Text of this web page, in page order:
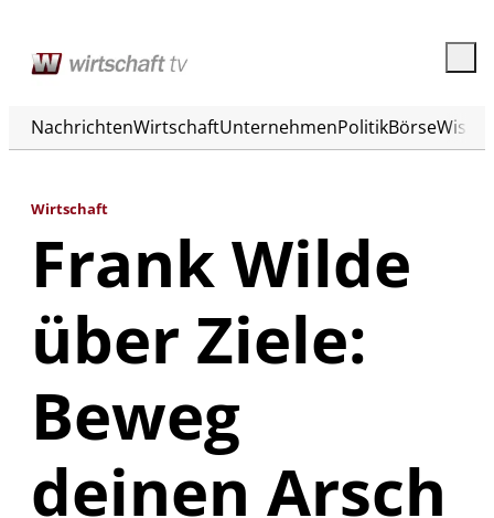
NachrichtenWirtschaftUnternehmenPolitikBörse
Wirtschaft
Frank Wilde
über Ziele:
Beweg
deinen Arsch